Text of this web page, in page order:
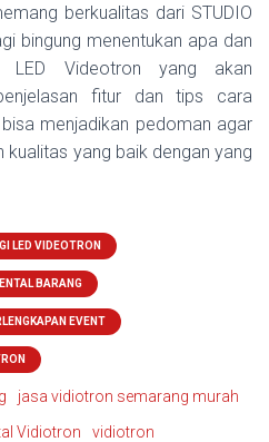
berkualitas dari STUDIO
bingung menentukan apa dan
LED Videotron yang akan
fitur dan tips cara
menjadikan pedoman agar
yang baik dengan yang
LED VIDEOTRON
BARANG
EVENT
jasa vidiotron semarang murah
Vidiotron vidiotron